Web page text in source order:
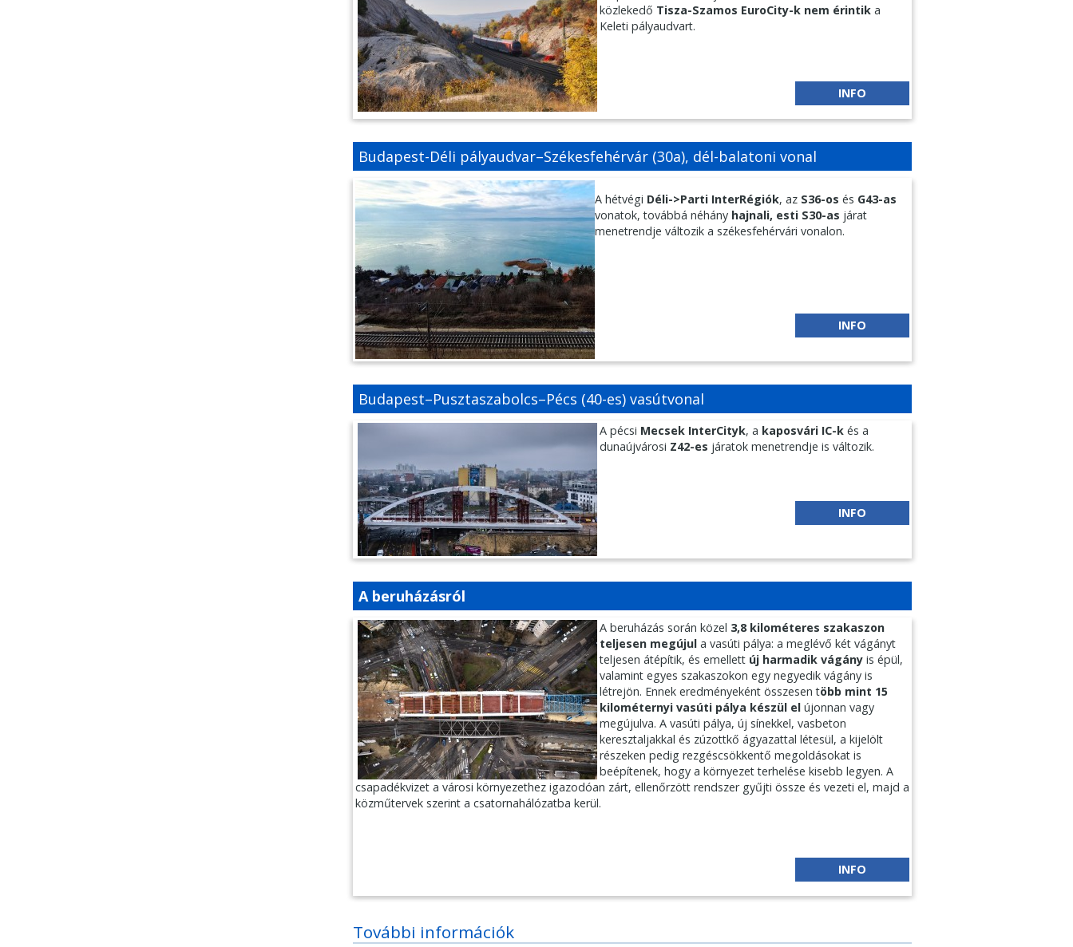
közlekedő Tisza-Szamos EuroCity-k nem érintik a
Keleti pályaudvart.
INFO
Budapest-Déli pályaudvar–Székesfehérvár (30a), dél-balatoni vonal
A hétvégi Déli->Parti InterRégiók, az S36-os és G43-as
vonatok, továbbá néhány hajnali, esti S30-as járat
menetrendje változik a székesfehérvári vonalon.
INFO
Budapest–Pusztaszabolcs–Pécs (40-es) vasútvonal
A pécsi Mecsek InterCityk, a kaposvári IC-k és a
dunaújvárosi Z42-es járatok menetrendje is változik.
INFO
A beruházásról
A beruházás során közel 3,8 kilométeres szakaszon
teljesen megújul a vasúti pálya: a meglévő két vágányt
teljesen átépítik, és emellett új harmadik vágány is épül,
valamint egyes szakaszokon egy negyedik vágány is
létrejön. Ennek eredményeként összesen több mint 15
kilométernyi vasúti pálya készül el újonnan vagy
megújulva. A vasúti pálya, új sínekkel, vasbeton
keresztaljakkal és zúzottkő ágyazattal létesül, a kijelölt
részeken pedig rezgéscsökkentő megoldásokat is
beépítenek, hogy a környezet terhelése kisebb legyen. A
csapadékvizet a városi környezethez igazodóan zárt, ellenőrzött rendszer gyűjti össze és vezeti el, majd a
közműtervek szerint a csatornahálózatba kerül.
INFO
További információk